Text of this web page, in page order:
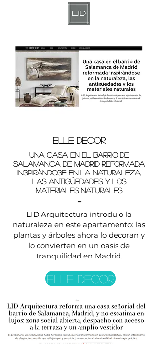
ELLE DECOR
Una casa en el barrio de
Salamanca de Madrid reformada
inspirándose en la naturaleza,
las antigüedades y los
materiales naturales
...
LID Arquitectura introdujo la
naturaleza en este apartamento: las
plantas y árboles ahora lo decoran y
lo convierten en un oasis de
tranquilidad en Madrid.
ELLE DECOR